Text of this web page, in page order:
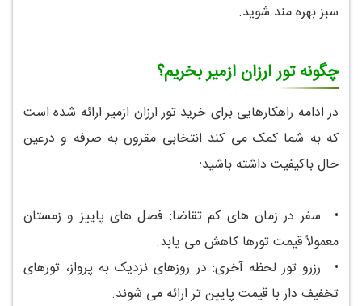
سبز بهره مند شوید.
چگونه تور ارزان ازمیر بخریم؟
در ادامه راهکارهایی برای خرید تور ارزان ازمیر ارائه شده است
که به شما کمک می کند انتخابی مقرون به صرفه و درعین
حال باکیفیت داشته باشید:
•
سفر در زمان های کم تقاضا: فصل های پاییز و زمستان
معمولاً قیمت تورها کاهش می یابد.
•
رزرو تور لحظه آخری: در روزهای نزدیک به پرواز، تورهای
تخفیف دار با قیمت پایین تر ارائه می شوند.